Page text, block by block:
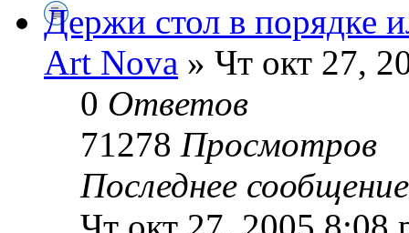
Держи стол в порядке
Art Nova » Чт окт 27,
0 Ответов
71278 Просмотров
Последнее